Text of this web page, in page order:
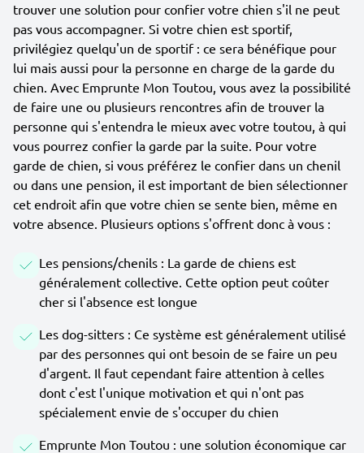
trouver une solution pour confier votre chien s'il ne peut
pas vous accompagner. Si votre chien est sportif,
privilégiez quelqu'un de sportif : ce sera bénéfique pour
lui mais aussi pour la personne en charge de la garde du
chien. Avec Emprunte Mon Toutou, vous avez la possibilité
de faire une ou plusieurs rencontres afin de trouver la
personne qui s'entendra le mieux avec votre toutou, à qui
vous pourrez confier la garde par la suite. Pour votre
garde de chien, si vous préférez le confier dans un chenil
ou dans une pension, il est important de bien sélectionner
cet endroit afin que votre chien se sente bien, même en
votre absence. Plusieurs options s'offrent donc à vous :
Les pensions/chenils : La garde de chiens est
généralement collective. Cette option peut coûter
cher si l'absence est longue
Les dog-sitters : Ce système est généralement utilisé
par des personnes qui ont besoin de se faire un peu
d'argent. Il faut cependant faire attention à celles
dont c'est l'unique motivation et qui n'ont pas
spécialement envie de s'occuper du chien
Emprunte Mon Toutou : une solution économique car